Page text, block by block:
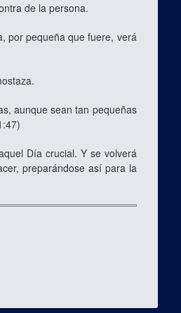
de la persona.
por pequeña que fuere, verá
aunque sean tan pequeñas
Día crucial. Y se volverá
preparándose así para la